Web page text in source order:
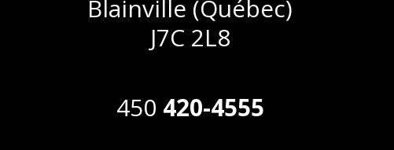
Blainville (Québec)
J7C 2L8
450 420-4555